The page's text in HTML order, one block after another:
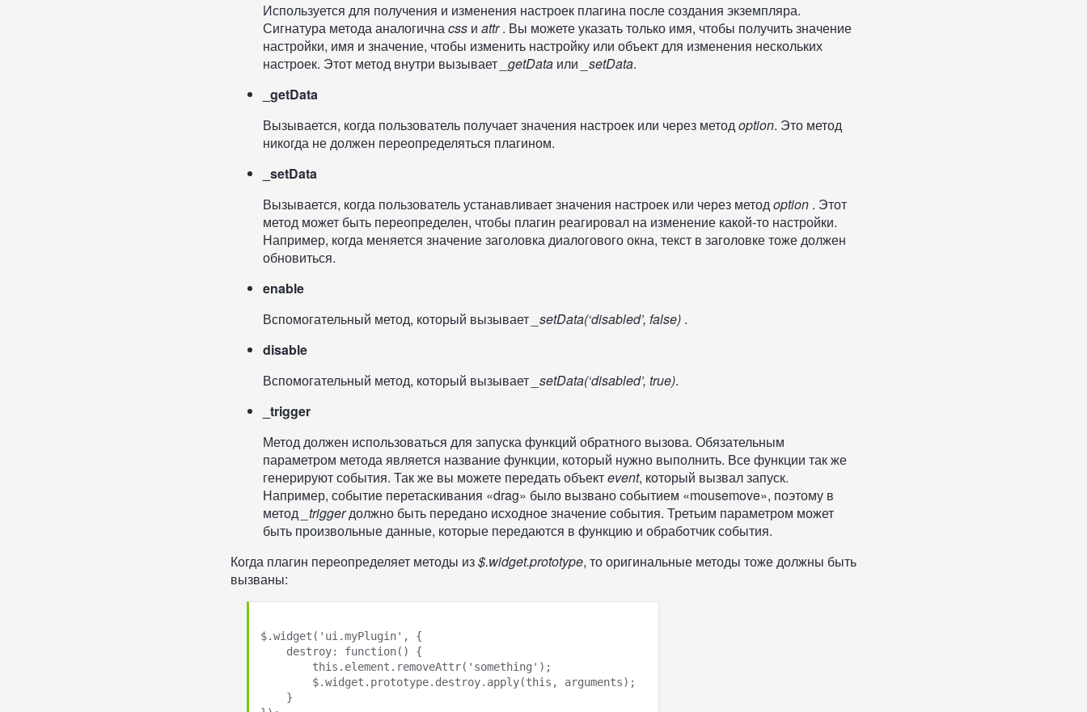
Используется для получения и изменения настроек плагина после создания экземпляра.
Сигнатура метода аналогичнаcssи attr. Вы можете указать только имя, чтобы получить значение
настройки, имя и значение, чтобы изменить настройку или объект для изменения нескольких
настроек. Этот метод внутри вызывает _getDataили _setData.
_getData
Вызывается, когда пользователь получает значения настроек или через методoption. Это метод
никогда не должен переопределяться плагином.
_setData
Вызывается, когда пользователь устанавливает значения настроек или через методoption. Этот
метод может быть переопределен, чтобы плагин реагировал на изменение какой-то настройки.
Например, когда меняется значение заголовка диалогового окна, текст в заголовке тоже должен
обновиться.
enable
Вспомогательный метод, который вызывает _setData(‘disabled’, false) .
disable
Вспомогательный метод, который вызывает _setData(‘disabled’, true).
_trigger
Метод должен использоваться для запуска функций обратного вызова. Обязательным
параметром метода является название функции, который нужно выполнить. Все функции так же
генерируют события. Так же вы можете передать объектevent, который вызвал запуск.
Например, событие перетаскивания «drag» было вызвано событием «mousemove», поэтому в
метод _triggerдолжно быть передано исходное значение события. Третьим параметром может
быть произвольные данные, которые передаются в функцию и обработчик события.
Когда плагин переопределяет методы из$.widget.prototype, то оригинальные методы тоже должны быть
вызваны:
$.widget('ui.myPlugin', {